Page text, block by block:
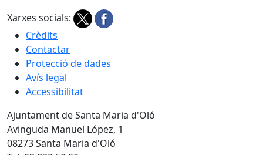
Xarxes socials:
Crèdits
Contactar
Protecció de dades
Avís legal
Accessibilitat
Ajuntament de Santa Maria d'Oló
Avinguda Manuel López, 1
08273 Santa Maria d'Oló